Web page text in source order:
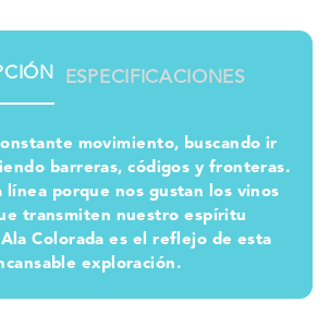
ESPECIFICACIONES
movimiento, buscando ir
barreras, códigos y fronteras.
línea porque nos gustan los vinos
transmiten nuestro espíritu
Colorada es el reflejo de esta
exploración.